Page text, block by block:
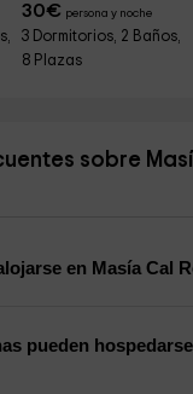
30€ persona y noche
3 Dormitorios, 2 Baños,
8 Plazas
sobre
en Masía Cal
pueden